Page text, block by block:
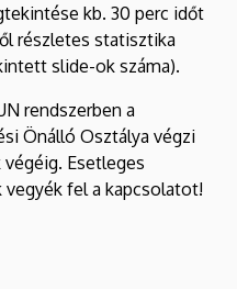
kb. 30 perc időt
részletes statisztika
slide-ok száma).
rendszerben a
Önálló Osztálya végzi
Esetleges
fel a kapcsolatot!